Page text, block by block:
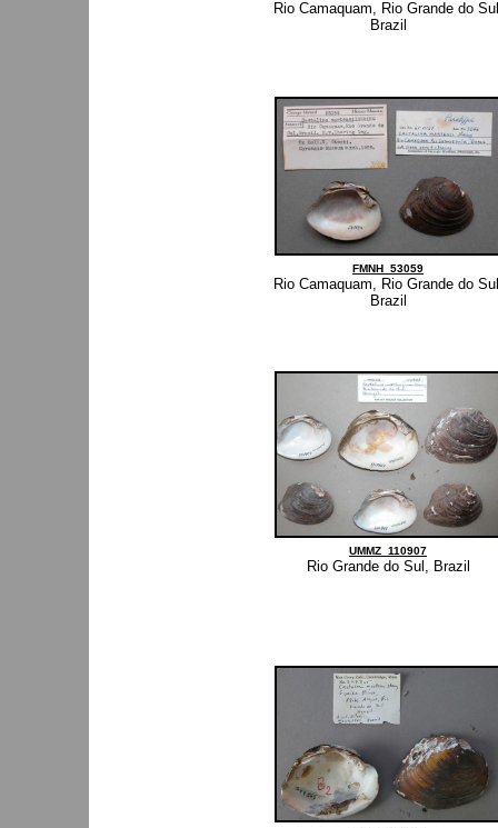
Rio Camaquam, Rio Grande do
Brazil
FMNH_53059
Rio Camaquam, Rio Grande do
Brazil
UMMZ_110907
Rio Grande do Sul, Brazil